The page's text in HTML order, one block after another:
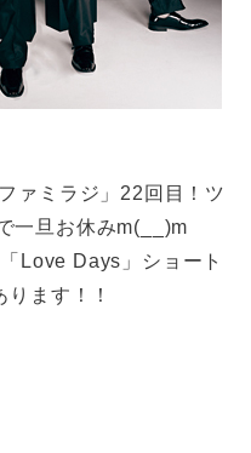
ァミラジ」22回目！ツ
一旦お休みm(__)m
Love Days」ショート
ます！！